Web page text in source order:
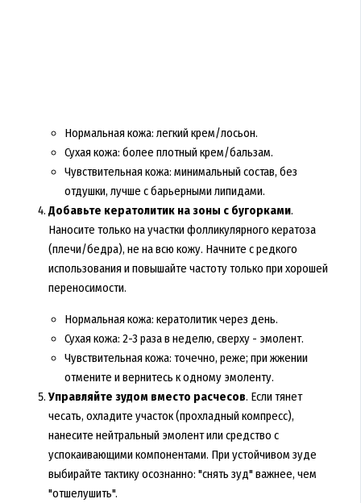
Нормальная кожа: легкий крем/лосьон.
Сухая кожа: более плотный крем/бальзам.
Чувствительная кожа: минимальный состав, без
отдушки, лучше с барьерными липидами.
Добавьте кератолитик на зоны с бугорками.
Наносите только на участки фолликулярного кератоза
(плечи/бедра), не на всю кожу. Начните с редкого
использования и повышайте частоту только при хорошей
переносимости.
Нормальная кожа: кератолитик через день.
Сухая кожа: 2-3 раза в неделю, сверху - эмолент.
Чувствительная кожа: точечно, реже; при жжении
отмените и вернитесь к одному эмоленту.
Управляйте зудом вместо расчесов. Если тянет
чесать, охладите участок (прохладный компресс),
нанесите нейтральный эмолент или средство с
успокаивающими компонентами. При устойчивом зуде
выбирайте тактику осознанно: "снять зуд" важнее, чем
"отшелушить".